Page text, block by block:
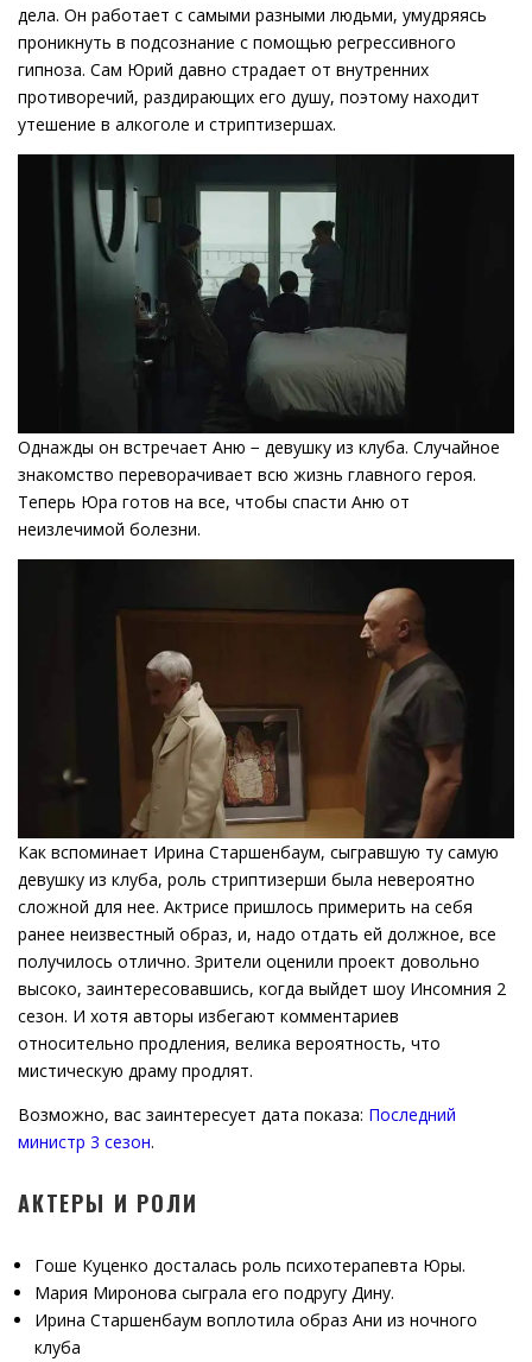
дела. Он работает с самыми разными людьми, умудряясь
проникнуть в подсознание с помощью регрессивного
гипноза. Сам Юрий давно страдает от внутренних
противоречий, раздирающих его душу, поэтому находит
утешение в алкоголе и стриптизершах.
Однажды он встречает Аню − девушку из клуба. Случайное
знакомство переворачивает всю жизнь главного героя.
Теперь Юра готов на все, чтобы спасти Аню от
неизлечимой болезни.
Как вспоминает Ирина Старшенбаум, сыгравшую ту самую
девушку из клуба, роль стриптизерши была невероятно
сложной для нее. Актрисе пришлось примерить на себя
ранее неизвестный образ, и, надо отдать ей должное, все
получилось отлично. Зрители оценили проект довольно
высоко, заинтересовавшись, когда выйдет шоу Инсомния 2
сезон. И хотя авторы избегают комментариев
относительно продления, велика вероятность, что
мистическую драму продлят.
Возможно, вас заинтересует дата показа: Последний
министр 3 сезон.
АКТЕРЫ И РОЛИ
Гоше Куценко досталась роль психотерапевта Юры.
Мария Миронова сыграла его подругу Дину.
Ирина Старшенбаум воплотила образ Ани из ночного
клуба